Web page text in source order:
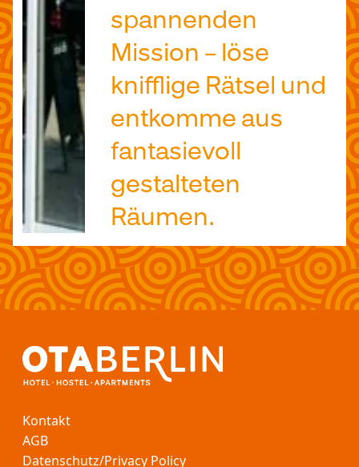
spannenden
Mission – löse
knifflige Rätsel und
entkomme aus
fantasievoll
gestalteten
Räumen.
Kontakt
AGB
Datenschutz/Privacy Policy